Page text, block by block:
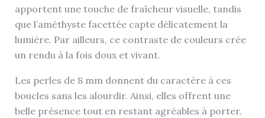
apportent une touche de fraîcheur visuelle, tandis
que l’améthyste facettée capte délicatement la
lumière. Par ailleurs, ce contraste de couleurs crée
un rendu à la fois doux et vivant.
Les perles de 8 mm donnent du caractère à ces
boucles sans les alourdir. Ainsi, elles offrent une
belle présence tout en restant agréables à porter.